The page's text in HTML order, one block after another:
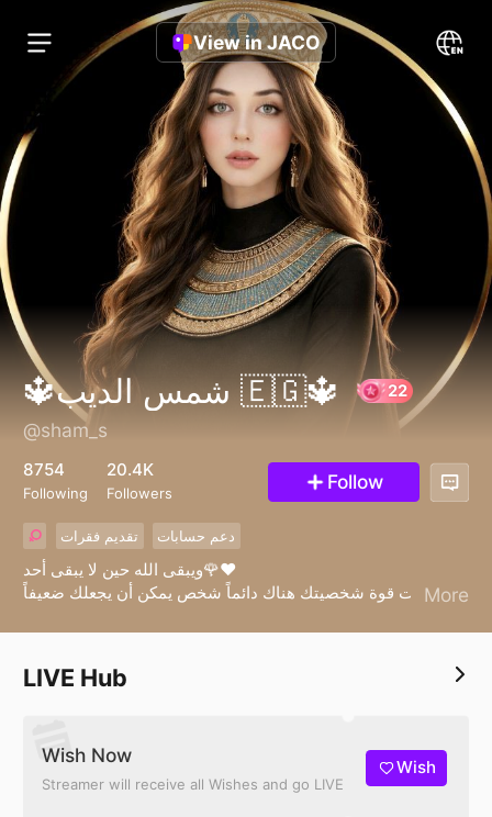
View in JACO
🔱شمس الديب 🇪🇬🔱
@sham_s
8754
Following
20.4K
Followers Follow
تقديم فقرات دعم حسابات
ويبقى الله حين لا يبقى أحد🌹♥️
مهما بلغت قوة شخصيتك هناك دائماً شخص يمكن أن يجعلك ضعيفاً
More
LIVE Hub
Wish Now
Streamer will receive all Wishes and go LIVE
Wish